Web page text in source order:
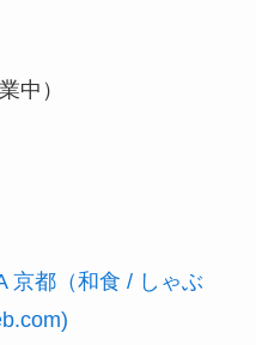
中）
京都（和食 / しゃぶ